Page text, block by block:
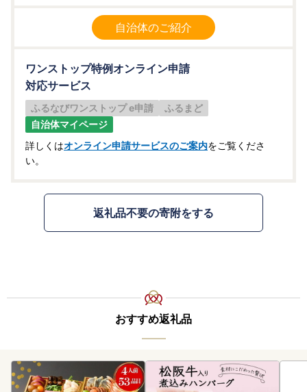
自治体のご紹介
ワンストップ特例オンライン申請
対応サービス
ふるなびワンストップ e申請
ふるまど
自治体マイページ
詳しくはオンライン申請サービスのご案内をご覧くださ
い。
返礼品不要の寄附をする
おすすめ返礼品